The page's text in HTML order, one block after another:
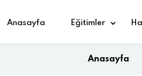
Anasayfa Eğitimler
Anasayfa